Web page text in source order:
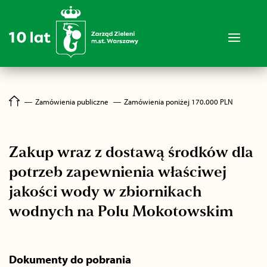
― Zamówienia publiczne ― Zamówienia poniżej 170.000 PLN
Zakup wraz z dostawą środków dla
potrzeb zapewnienia właściwej
jakości wody w zbiornikach
wodnych na Polu Mokotowskim
Dokumenty do pobrania